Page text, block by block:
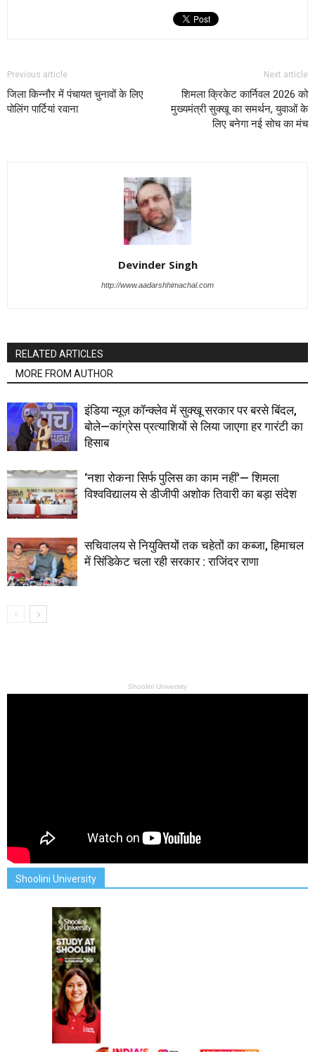
Previous article
जिला किन्नौर में पंचायत चुनावों के लिए
पोलिंग पार्टियां रवाना
Next article
शिमला क्रिकेट कार्निवल 2026 को
मुख्यमंत्री सुक्खू का समर्थन, युवाओं के
लिए बनेगा नई सोच का मंच
Devinder Singh
http://www.aadarshhimachal.com
RELATED ARTICLES
MORE FROM AUTHOR
इंडिया न्यूज़ कॉन्क्लेव में सुक्खू सरकार पर बरसे बिंदल,
बोले—कांग्रेस प्रत्याशियों से लिया जाएगा हर गारंटी का
हिसाब
‘नशा रोकना सिर्फ पुलिस का काम नहीं’— शिमला
विश्वविद्यालय से डीजीपी अशोक तिवारी का बड़ा संदेश
सचिवालय से नियुक्तियों तक चहेतों का कब्जा, हिमाचल
में सिंडिकेट चला रही सरकार : राजिंदर राणा
Shoolini University
Shoolini University